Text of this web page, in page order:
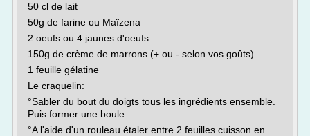
50 cl de lait
50g de farine ou Maïzena
2 oeufs ou 4 jaunes d'oeufs
150g de crème de marrons (+ ou - selon vos goûts)
1 feuille gélatine
Le craquelin:
°Sabler du bout du doigts tous les ingrédients ensemble.
Puis former une boule.
°A l'aide d'un rouleau étaler entre 2 feuilles cuisson en